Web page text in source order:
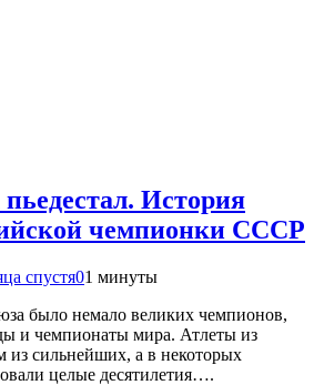
История
чемпионки СССР
спустя01 минуты
было немало великих чемпионов,
и чемпионаты мира. Атлеты из
сильнейших, а в некоторых
целые десятилетия….